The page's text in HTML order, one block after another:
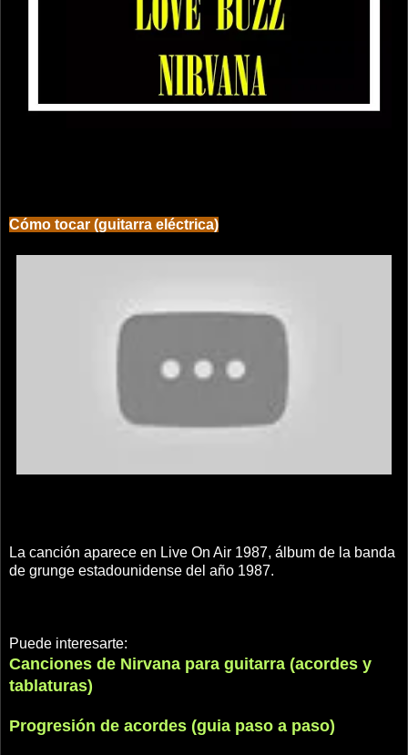
Cómo tocar (guitarra eléctrica)
La canción aparece en Live On Air 1987, álbum de la banda
de grunge estadounidense del año 1987.
Puede interesarte:
Canciones de Nirvana para guitarra (acordes y
tablaturas)
Progresión de acordes (guia paso a paso)